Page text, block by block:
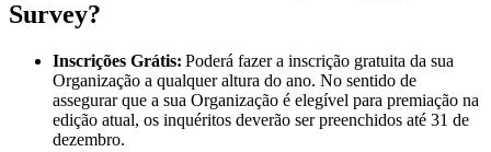
Survey?
Inscrições Grátis: Poderá fazer a inscrição gratuita da sua
Organização a qualquer altura do ano. No sentido de
assegurar que a sua Organização é elegível para premiação na
edição atual, os inquéritos deverão ser preenchidos até 31 de
dezembro.